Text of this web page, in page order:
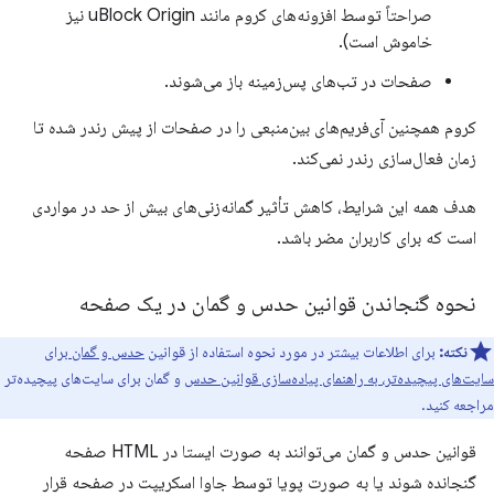
صراحتاً توسط افزونه‌های کروم مانند uBlock Origin نیز
خاموش است).
صفحات در تب‌های پس‌زمینه باز می‌شوند.
کروم همچنین آی‌فریم‌های بین‌منبعی را در صفحات از پیش رندر شده تا
زمان فعال‌سازی رندر نمی‌کند.
هدف همه این شرایط، کاهش تأثیر گمانه‌زنی‌های بیش از حد در مواردی
است که برای کاربران مضر باشد.
نحوه گنجاندن قوانین حدس و گمان در یک صفحه
نکته: برای اطلاعات بیشتر در مورد نحوه استفاده از قوانین حدس و گمان برای
سایت‌های پیچیده‌تر، به راهنمای پیاده‌سازی قوانین حدس و گمان برای سایت‌های پیچیده‌تر
مراجعه کنید.
قوانین حدس و گمان می‌توانند به صورت ایستا در HTML صفحه
گنجانده شوند یا به صورت پویا توسط جاوا اسکریپت در صفحه قرار